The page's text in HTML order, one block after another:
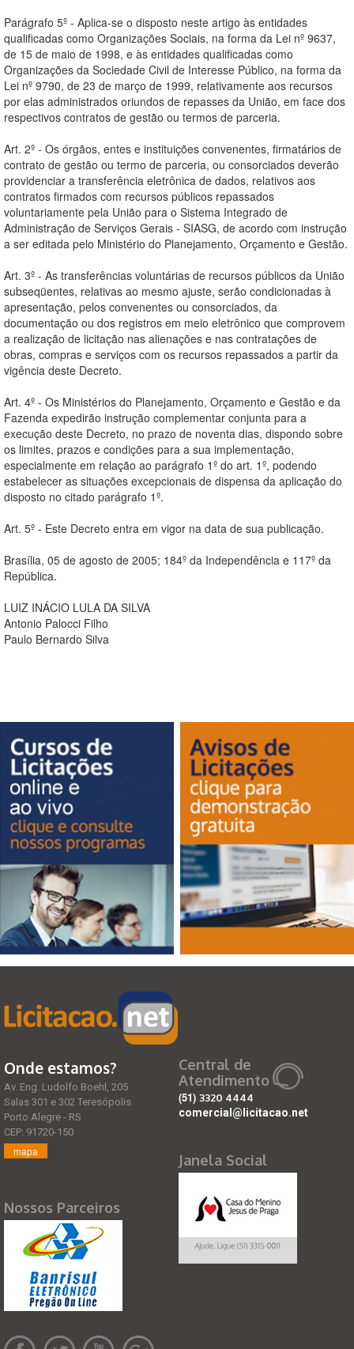
Parágrafo 5º - Aplica-se o disposto neste artigo às entidades
qualificadas como Organizações Sociais, na forma da Lei nº 9637,
de 15 de maio de 1998, e às entidades qualificadas como
Organizações da Sociedade Civil de Interesse Público, na forma da
Lei nº 9790, de 23 de março de 1999, relativamente aos recursos
por elas administrados oriundos de repasses da União, em face dos
respectivos contratos de gestão ou termos de parceria.
Art. 2º - Os órgãos, entes e instituições convenentes, firmatários de
contrato de gestão ou termo de parceria, ou consorciados deverão
providenciar a transferência eletrônica de dados, relativos aos
contratos firmados com recursos públicos repassados
voluntariamente pela União para o Sistema Integrado de
Administração de Serviços Gerais - SIASG, de acordo com instrução
a ser editada pelo Ministério do Planejamento, Orçamento e Gestão.
Art. 3º - As transferências voluntárias de recursos públicos da União
subseqüentes, relativas ao mesmo ajuste, serão condicionadas à
apresentação, pelos convenentes ou consorciados, da
documentação ou dos registros em meio eletrônico que comprovem
a realização de licitação nas alienações e nas contratações de
obras, compras e serviços com os recursos repassados a partir da
vigência deste Decreto.
Art. 4º - Os Ministérios do Planejamento, Orçamento e Gestão e da
Fazenda expedirão instrução complementar conjunta para a
execução deste Decreto, no prazo de noventa dias, dispondo sobre
os limites, prazos e condições para a sua implementação,
especialmente em relação ao parágrafo 1º do art. 1º, podendo
estabelecer as situações excepcionais de dispensa da aplicação do
disposto no citado parágrafo 1º.
Art. 5º - Este Decreto entra em vigor na data de sua publicação.
Brasília, 05 de agosto de 2005; 184º da Independência e 117º da
República.
LUIZ INÁCIO LULA DA SILVA
Antonio Palocci Filho
Paulo Bernardo Silva
Onde estamos?
Av. Eng. Ludolfo Boehl, 205
Salas 301 e 302 Teresópolis
Porto Alegre - RS
CEP: 91720-150
mapa
Nossos Parceiros
Central de
Atendimento
(51) 3320 4444
comercial@licitacao.net
Janela Social